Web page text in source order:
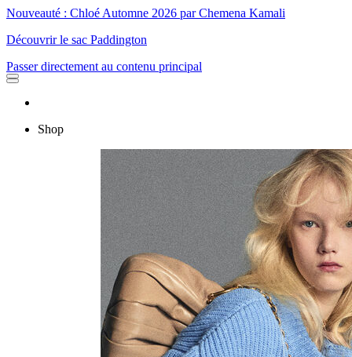
Nouveauté : Chloé Automne 2026 par Chemena Kamali
Découvrir le sac Paddington
Passer directement au contenu principal
Shop